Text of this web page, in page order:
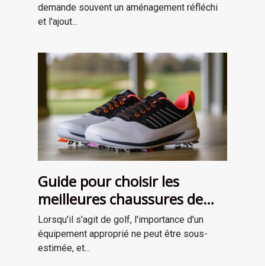
demande souvent un aménagement réfléchi
et l'ajout...
Guide pour choisir les
meilleures chaussures de
golf adaptées à votre style
de jeu
Lorsqu'il s'agit de golf, l'importance d'un
équipement approprié ne peut être sous-
estimée, et...